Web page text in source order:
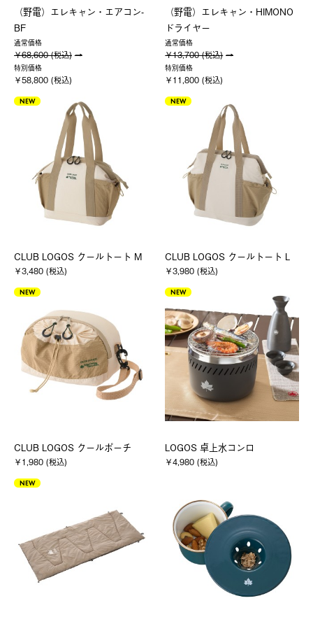
（野電）エレキャン・エアコン-
BF
通常価格
￥68,600 (税込)
特別価格
￥58,800 (税込)
（野電）エレキャン・HIMONO
ドライヤー
通常価格
￥13,700 (税込)
特別価格
￥11,800 (税込)
NEW
CLUB LOGOS クールトート M
￥3,480 (税込)
NEW
CLUB LOGOS クールトート L
￥3,980 (税込)
NEW
CLUB LOGOS クールポーチ
￥1,980 (税込)
NEW
LOGOS 卓上水コンロ
￥4,980 (税込)
NEW